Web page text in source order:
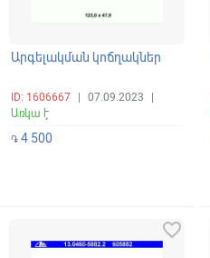
Արգելակման կոճղակներ
ID: 1606667 07.09.2023
Առկա է
֏ 4 500
favorite_border